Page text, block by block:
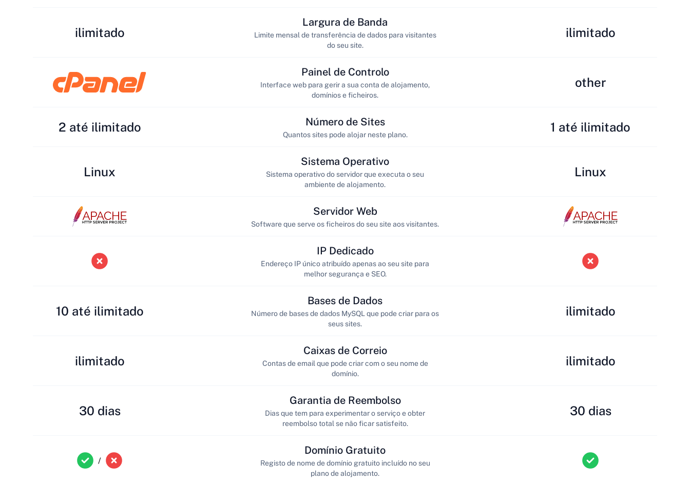
ilimitado
Largura de Banda
Limite mensal de transferência de dados para visitantes
do seu site.
ilimitado
Painel de Controlo
Interface web para gerir a sua conta de alojamento,
domínios e ficheiros.
other
2 até ilimitado Número de Sites
Quantos sites pode alojar neste plano.
1 até ilimitado
Linux
Sistema Operativo
Sistema operativo do servidor que executa o seu
ambiente de alojamento.
Linux
Servidor Web
Software que serve os ficheiros do seu site aos visitantes.
IP Dedicado
Endereço IP único atribuído apenas ao seu site para
melhor segurança e SEO.
10 até ilimitado
Bases de Dados
Número de bases de dados MySQL que pode criar para os
seus sites.
ilimitado
ilimitado
Caixas de Correio
Contas de email que pode criar com o seu nome de
domínio.
ilimitado
30 dias
Garantia de Reembolso
Dias que tem para experimentar o serviço e obter
reembolso total se não ficar satisfeito.
30 dias
/
Domínio Gratuito
Registo de nome de domínio gratuito incluído no seu
plano de alojamento.